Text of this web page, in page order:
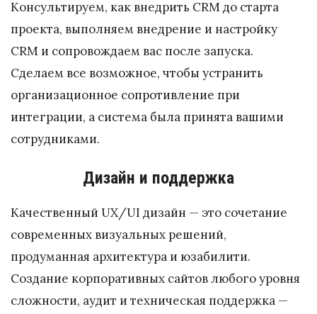
Консультируем, как внедрить CRM до старта
проекта, выполняем внедрение и настройку
CRM и сопровождаем вас после запуска.
Сделаем все возможное, чтобы устранить
организационное сопротивление при
интеграции, а система была принята вашими
сотрудниками.
Дизайн и поддержка
Качественный UX/UI дизайн — это сочетание
современных визуальных решений,
продуманная архитектура и юзабилити.
Создание корпоративных сайтов любого уровня
сложности, аудит и техническая поддержка —